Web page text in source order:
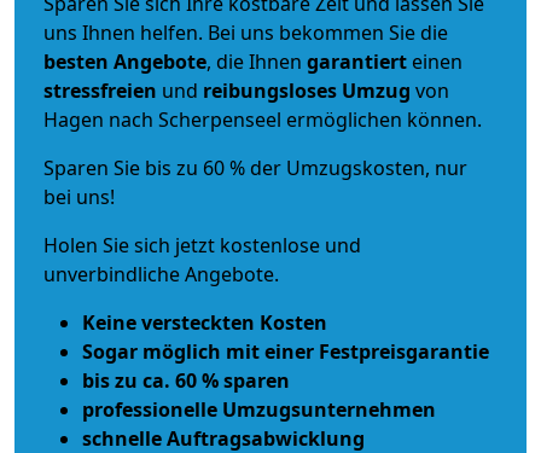
uns Ihnen helfen. Bei uns bekommen Sie die
besten Angebote, die Ihnen garantiert einen
stressfreien und reibungsloses Umzug von
Hagen nach Scherpenseel ermöglichen können.
Sparen Sie bis zu 60 % der Umzugskosten, nur
bei uns!
Holen Sie sich jetzt kostenlose und
unverbindliche Angebote.
Keine versteckten Kosten
Sogar möglich mit einer Festpreisgarantie
bis zu ca. 60 % sparen
professionelle Umzugsunternehmen
schnelle Auftragsabwicklung